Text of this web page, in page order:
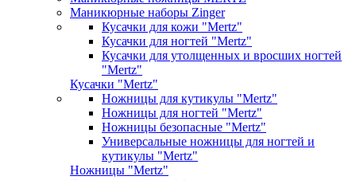
Маникюрные наборы Zinger
Кусачки для кожи "Mertz"
Кусачки для ногтей "Mertz"
Кусачки для утолщенных и вросших ногтей
"Mertz"
Кусачки "Mertz"
Ножницы для кутикулы "Mertz"
Ножницы для ногтей "Mertz"
Ножницы безопасные "Mertz"
Универсальные ножницы для ногтей и
кутикулы "Mertz"
Ножницы "Mertz"